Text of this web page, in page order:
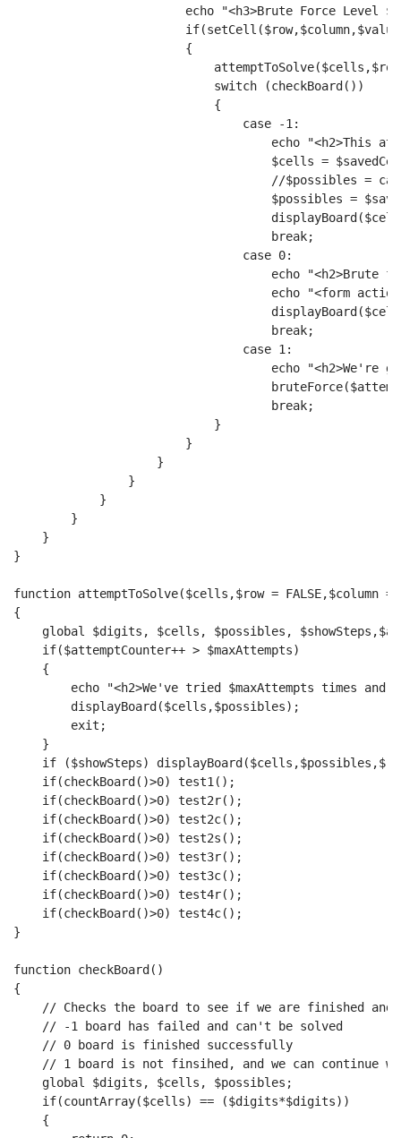
echo "<h3>Brute Force Level
{
switch (checkBoard())
{
case -1:
echo "<h2>This attempt failed, let's
$cells =
//$possibles =
$possibles =
break;
case 0:
echo "<h2>Brute force
echo "<form
break;
case 1:
echo "<h2>We're going to
break;
}
}
}
}
}
}
}
}
function attemptToSolve($cells,$row = FALSE,$column =
{
global $digits, $cells, $possibles,
if($attemptCounter++ > $maxAttempts)
{
echo "<h2>We've tried $maxAttempts times and
displayBoard($cells,$possibles);
exit;
}
if ($showSteps)
if(checkBoard()>0) test1();
if(checkBoard()>0) test2r();
if(checkBoard()>0) test2c();
if(checkBoard()>0) test2s();
if(checkBoard()>0) test3r();
if(checkBoard()>0) test3c();
if(checkBoard()>0) test4r();
if(checkBoard()>0) test4c();
}
function checkBoard()
{
// Checks the board to see if we are finished and
// -1 board has failed and can't be solved
// 0 board is finished successfully
// 1 board is not finsihed, and we can continue
global $digits, $cells, $possibles;
if(countArray($cells) == ($digits*$digits))
{